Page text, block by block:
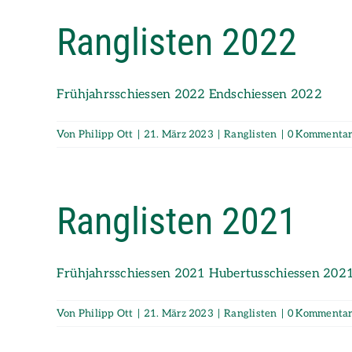
Ranglisten 2022
Frühjahrsschiessen 2022 Endschiessen 2022
Von Philipp Ott 21. März 2023 Ranglisten 0
Ranglisten 2021
Frühjahrsschiessen 2021 Hubertusschiessen
Von Philipp Ott 21. März 2023 Ranglisten 0